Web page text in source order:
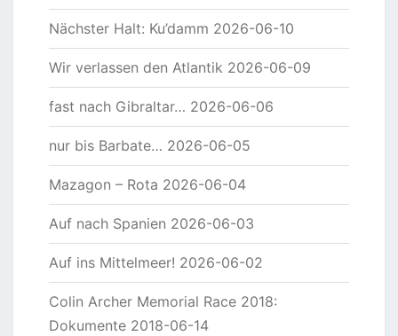
Nächster Halt: Ku’damm 2026-06-10
Wir verlassen den Atlantik 2026-06-09
fast nach Gibraltar… 2026-06-06
nur bis Barbate… 2026-06-05
Mazagon – Rota 2026-06-04
Auf nach Spanien 2026-06-03
Auf ins Mittelmeer! 2026-06-02
Colin Archer Memorial Race 2018:
Dokumente 2018-06-14